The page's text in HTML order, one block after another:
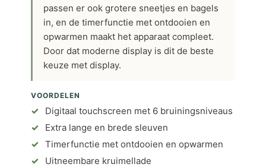
passen er ook grotere sneetjes en bagels
in, en de timerfunctie met ontdooien en
opwarmen maakt het apparaat compleet.
Door dat moderne display is dit de beste
keuze met display.
VOORDELEN
Digitaal touchscreen met 6 bruiningsniveaus
Extra lange en brede sleuven
Timerfunctie met ontdooien en opwarmen
Uitneembare kruimellade